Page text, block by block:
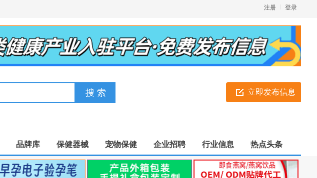
登录
注册
立即发布信息
品牌库 保健器械 宠物保健 企业招聘 行业信息 热点头条